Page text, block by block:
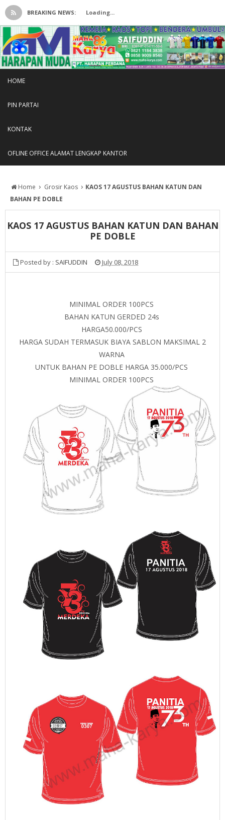
BREAKING NEWS: Loading...
HOME
PIN PARTAI
KONTAK
OFLINE OFFICE ALAMAT LENGKAP KANTOR
Home › Grosir Kaos › KAOS 17 AGUSTUS BAHAN KATUN DAN
BAHAN PE DOBLE
KAOS 17 AGUSTUS BAHAN KATUN DAN BAHAN
PE DOBLE
Posted by : SAIFUDDIN July 08, 2018
MINIMAL ORDER 100PCS
BAHAN KATUN GERDED 24s
HARGA50.000/PCS
HARGA SUDAH TERMASUK BIAYA SABLON MAKSIMAL 2
WARNA
UNTUK BAHAN PE DOBLE HARGA 35.000/PCS
MINIMAL ORDER 100PCS